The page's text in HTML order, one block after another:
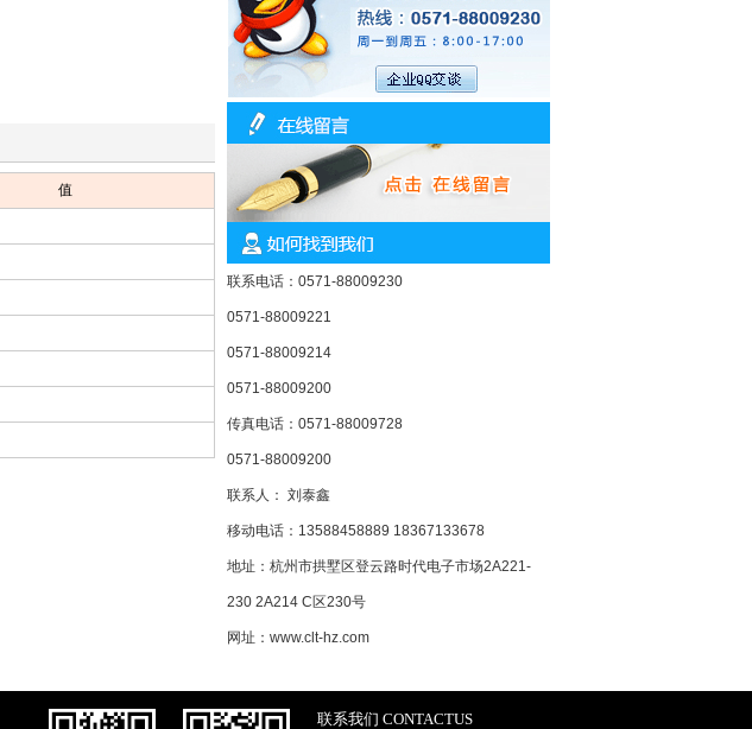
值
联系电话：0571-88009230
0571-88009221
0571-88009214
0571-88009200
传真电话：0571-88009728
0571-88009200
联系人： 刘泰鑫
移动电话：13588458889 18367133678
地址：杭州市拱墅区登云路时代电子市场2A221-
230 2A214 C区230号
网址：www.clt-hz.com
联系我们 CONTACTUS